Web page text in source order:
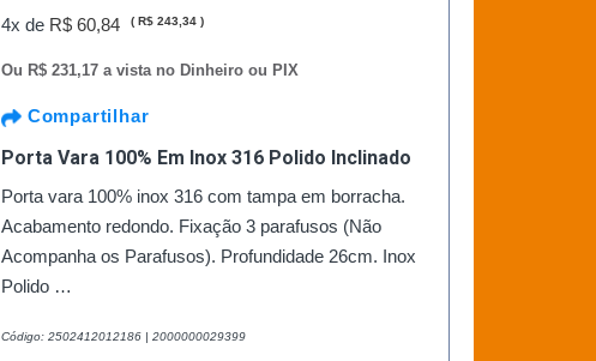
4x de R$ 60,84 ( R$ 243,34 )
Ou R$ 231,17 a vista no Dinheiro ou PIX
Compartilhar
Porta Vara 100% Em Inox 316 Polido Inclinado
Porta vara 100% inox 316 com tampa em borracha.
Acabamento redondo. Fixação 3 parafusos (Não
Acompanha os Parafusos). Profundidade 26cm. Inox
Polido …
Código: 2502412012186 | 2000000029399